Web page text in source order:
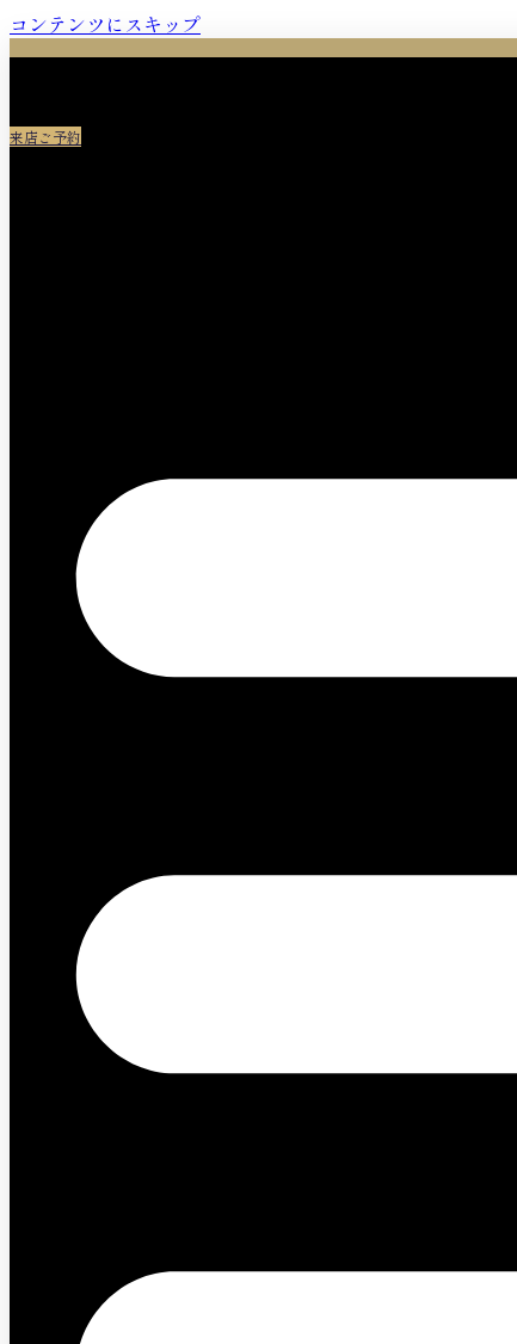
コンテンツにスキップ
来店ご予約